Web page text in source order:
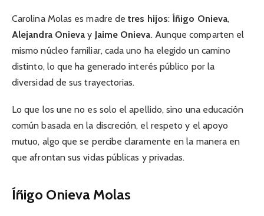
Carolina Molas es madre detres hijos: Íñigo Onieva,
Alejandra Onieva y Jaime Onieva. Aunque comparten el
mismo núcleo familiar, cada uno ha elegido un camino
distinto, lo que ha generado interés público por la
diversidad de sus trayectorias.
Lo que los une no es solo el apellido, sino una educación
común basada en la discreción, el respeto y el apoyo
mutuo, algo que se percibe claramente en la manera en
que afrontan sus vidas públicas y privadas.
Íñigo Onieva Molas